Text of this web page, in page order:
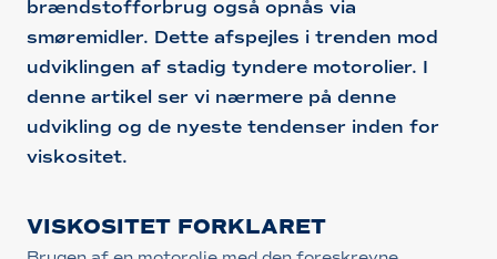
brændstofforbrug også opnås via
smøremidler. Dette afspejles i trenden mod
udviklingen af stadig tyndere motorolier. I
denne artikel ser vi nærmere på denne
udvikling og de nyeste tendenser inden for
viskositet.
VISKOSITET FORKLARET